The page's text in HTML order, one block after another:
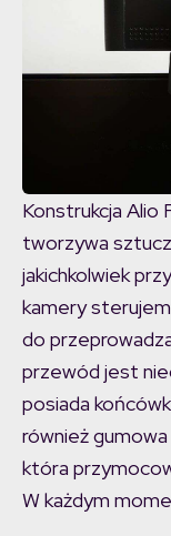
Konstrukcja Alio
tworzywa
jakichkolwiek
kamery
do
przewód jest
posiada
również
która
W każdym